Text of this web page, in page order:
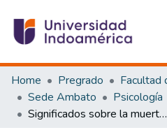
Communities & Collections
All of DSpace
Statistics
Home Pregrado
Sede Ambato
Psicología
Significados sobre la muerte en contextos de crisis sanitaria por Covid-19 en adultos de la ciudad de Ambato